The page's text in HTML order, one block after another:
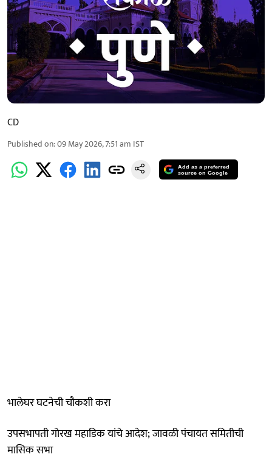
CD
Published on:09 May 2026, 7:51 am IST
Add as a preferred
source on Google
भालेघर घटनेची चौकशी करा
उपसभापती गोरख महाडिक यांचे आदेश; जावळी पंचायत समितीची
मासिक सभा